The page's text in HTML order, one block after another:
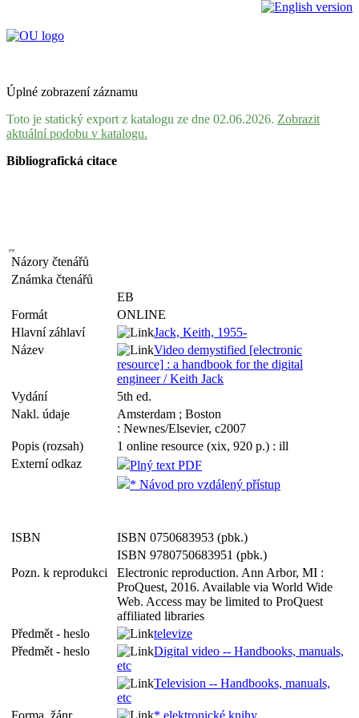
Úplné zobrazení záznamu
Toto je statický export z katalogu ze dne 02.06.2026. Zobrazit
aktuální podobu v katalogu.
Bibliografická citace
Názory čtenářů
Známka čtenářů
EB
Formát
ONLINE
Hlavní záhlaví
Jack, Keith, 1955-
Název
Video demystified [electronic
resource] : a handbook for the digital
engineer / Keith Jack
Vydání
5th ed.
Nakl. údaje
Amsterdam ; Boston
: Newnes/Elsevier, c2007
Popis (rozsah)
1 online resource (xix, 920 p.) : ill
Externí odkaz
Plný text PDF
* Návod pro vzdálený přístup
ISBN
ISBN 0750683953 (pbk.)
ISBN 9780750683951 (pbk.)
Pozn. k reprodukci
Electronic reproduction. Ann Arbor, MI :
ProQuest, 2016. Available via World Wide
Web. Access may be limited to ProQuest
affiliated libraries
Předmět - heslo
televize
Předmět - heslo
Digital video -- Handbooks, manuals,
etc
Television -- Handbooks, manuals,
etc
Forma, žánr
* elektronické knihy